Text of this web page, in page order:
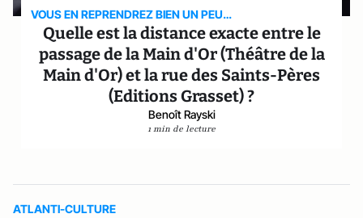
VOUS EN REPRENDREZ BIEN UN PEU…
Quelle est la distance exacte entre le
passage de la Main d'Or (Théâtre de la
Main d'Or) et la rue des Saints-Pères
(Editions Grasset) ?
Benoît Rayski
1 min de lecture
ATLANTI-CULTURE